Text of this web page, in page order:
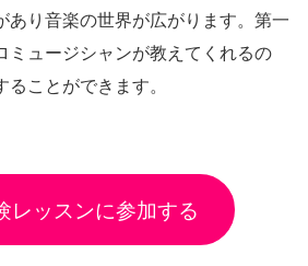
あり音楽の世界が広がります。第一
ミュージシャンが教えてくれるの
ことができます。
レッスンに参加する